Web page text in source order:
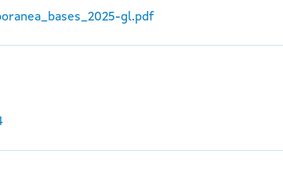
gl.pdf